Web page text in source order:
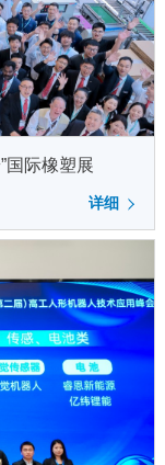
国际橡塑展
详细